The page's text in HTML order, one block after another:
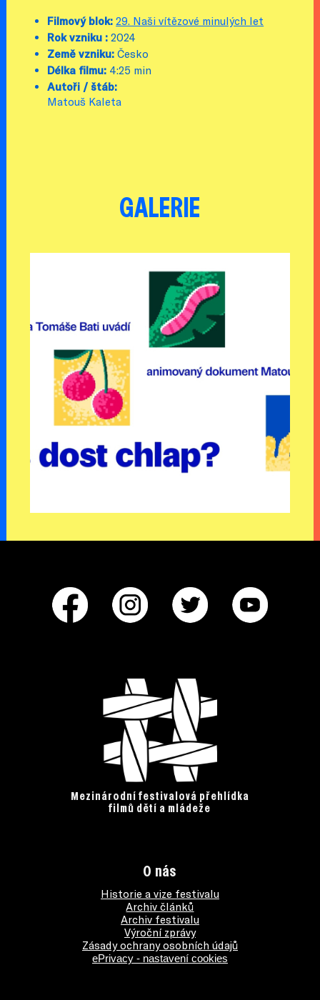
Filmový blok:29. Naši vítězové minulých let
Rok vzniku : 2024
Země vzniku: Česko
Délka filmu: 4:25 min
Autoři / štáb:
Matouš Kaleta
GALERIE
Mezinárodní festivalová přehlídka
filmů dětí a mládeže
O nás
Historie a vize festivalu
Archiv článků
Archiv festivalu
Výroční zprávy
Zásady ochrany osobních údajů
ePrivacy - nastavení cookies